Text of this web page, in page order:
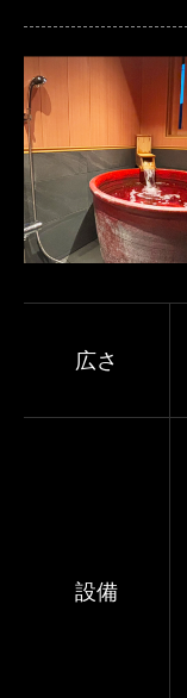
広さ
設備